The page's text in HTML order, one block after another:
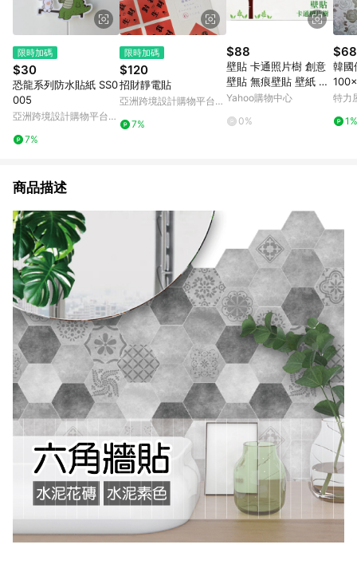
限時加碼
$30
恐龍系列防水貼紙 SS0
005
亞洲跨境設計購物平台
7%
限時加碼
$120
招財靜電貼
亞洲跨境設計購物平台
7%
$88
壁貼 卡通照片樹 創意
壁貼 無痕壁貼 壁紙 牆
貼
Yahoo購物中心
0%
韓國
特力
1%
商品描述